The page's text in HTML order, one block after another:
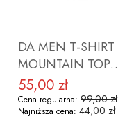
DA MEN T-SHIRT
MOUNTAIN TOP
Cena promocyjna
55,00 zł
Cena regularna: 99,00 zł
Najniższa cena: 44,00 zł